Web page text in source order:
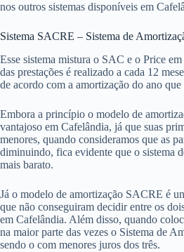
nos outros sistemas disponíveis em
Sistema SACRE – Sistema de
Esse sistema mistura o SAC e o Price
das prestações é realizado a cada 12
de acordo com a amortização do ano que
Embora a princípio o modelo de
vantajoso em Cafelândia, já que suas
menores, quando consideramos que as
diminuindo, fica evidente que o sistema
mais barato.
Já o modelo de amortização SACRE é
que não conseguiram decidir entre os
em Cafelândia. Além disso, quando
na maior parte das vezes o Sistema de
sendo o com menores juros dos três.